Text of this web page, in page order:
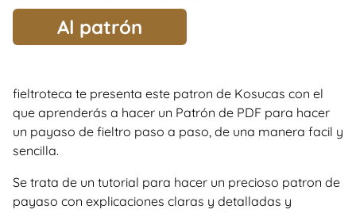
Al patrón
fieltroteca te presenta este patron de Kosucas con el
que aprenderás a hacer un Patrón de PDF para hacer
un payaso de fieltro paso a paso, de una manera facil y
sencilla.
Se trata de un tutorial para hacer un precioso patron de
payaso con explicaciones claras y detalladas y